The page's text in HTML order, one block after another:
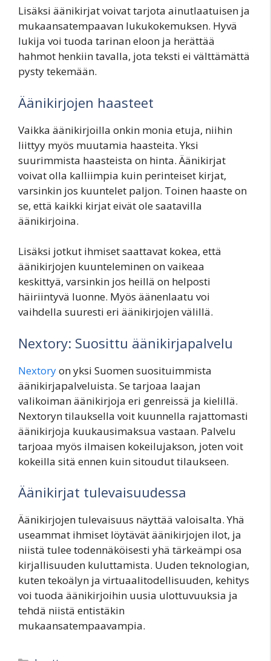
Lisäksi äänikirjat voivat tarjota ainutlaatuisen ja
mukaansatempaavan lukukokemuksen. Hyvä
lukija voi tuoda tarinan eloon ja herättää
hahmot henkiin tavalla, jota teksti ei välttämättä
pysty tekemään.
Äänikirjojen haasteet
Vaikka äänikirjoilla onkin monia etuja, niihin
liittyy myös muutamia haasteita. Yksi
suurimmista haasteista on hinta. Äänikirjat
voivat olla kalliimpia kuin perinteiset kirjat,
varsinkin jos kuuntelet paljon. Toinen haaste on
se, että kaikki kirjat eivät ole saatavilla
äänikirjoina.
Lisäksi jotkut ihmiset saattavat kokea, että
äänikirjojen kuunteleminen on vaikeaa
keskittyä, varsinkin jos heillä on helposti
häiriintyvä luonne. Myös äänenlaatu voi
vaihdella suuresti eri äänikirjojen välillä.
Nextory: Suosittu äänikirjapalvelu
Nextoryon yksi Suomen suosituimmista
äänikirjapalveluista. Se tarjoaa laajan
valikoiman äänikirjoja eri genreissä ja kielillä.
Nextoryn tilauksella voit kuunnella rajattomasti
äänikirjoja kuukausimaksua vastaan. Palvelu
tarjoaa myös ilmaisen kokeilujakson, joten voit
kokeilla sitä ennen kuin sitoudut tilaukseen.
Äänikirjat tulevaisuudessa
Äänikirjojen tulevaisuus näyttää valoisalta. Yhä
useammat ihmiset löytävät äänikirjojen ilot, ja
niistä tulee todennäköisesti yhä tärkeämpi osa
kirjallisuuden kuluttamista. Uuden teknologian,
kuten tekoälyn ja virtuaalitodellisuuden, kehitys
voi tuoda äänikirjoihin uusia ulottuvuuksia ja
tehdä niistä entistäkin
mukaansatempaavampia.